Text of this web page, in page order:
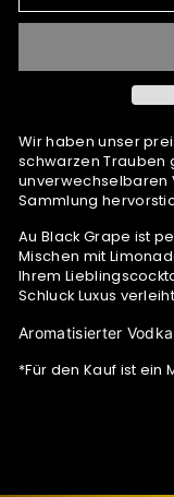
Wir haben unser
schwarzen Trauben
unverwechselbaren
Sammlung
Au Black Grape ist
Mischen mit
Ihrem
Schluck Luxus
Aromatisierter
*Für den Kauf ist ein